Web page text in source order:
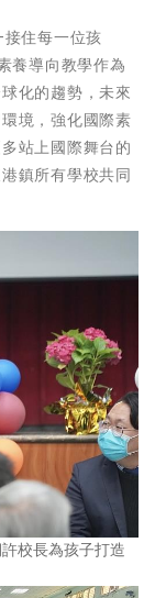
住每一位孩
養導向教學作為
化的趨勢，未來
境，強化國際素
站上國際舞台的
鎮所有學校共同
校長為孩子打造